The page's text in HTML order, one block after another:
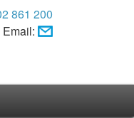
861 200
Email: